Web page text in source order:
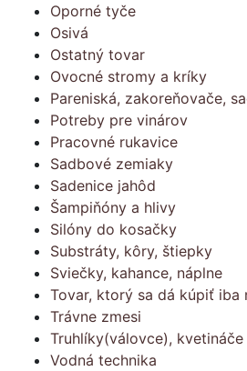
Oporné tyče
Osivá
Ostatný tovar
Ovocné stromy a kríky
Pareniská, zakoreňovače,
Potreby pre vinárov
Pracovné rukavice
Sadbové zemiaky
Sadenice jahôd
Šampiňóny a hlivy
Silóny do kosačky
Substráty, kôry, štiepky
Sviečky, kahance, náplne
Tovar, ktorý sa dá kúpiť iba
Trávne zmesi
Truhlíky(válovce), kvetináče
Vodná technika